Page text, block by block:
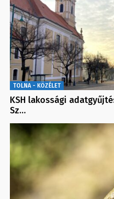
TOLNA - KÖZÉLET
KSH lakossági
Sz…